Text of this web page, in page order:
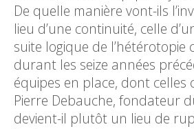
De quelle manière vont-ils
lieu d’une continuité, celle
suite logique de l’hétérotopie
durant les seize années
équipes en place, dont celles
Pierre Debauche, fondateur
devient-il plutôt un lieu de